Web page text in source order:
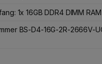
1x 16GB DDR4 DIMM RAM
BS-D4-16G-2R-2666V-